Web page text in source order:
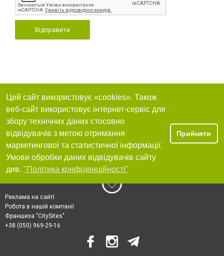
Відправити
Цей сайт використовує «cookies». Також
веб-сайт використовує інтернет-сервіс для
збору технічних даних стосовно
відвідувачів з метою отримання
маркетингової та статистичної інформації.
Умови обробки даних відвідувачів сайту
див. "Політика конфіденційності"
Прийняти
Реклама на сайті
Робота в нашій компанії
Франшиза "CitySites"
+38 (050) 969-29-16